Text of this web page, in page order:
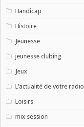
Handicap
Histoire
Jeunesse
jeunesse clubing
Jeux
L'actualité de votre radio
Loisirs
mix session